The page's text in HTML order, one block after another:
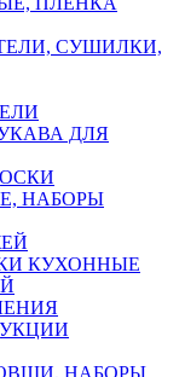
СУШИЛКИ,
ДЛЯ
НАБОРЫ
КУХОННЫЕ
НАБОРЫ